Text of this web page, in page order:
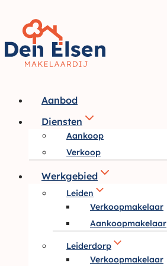
inhoud
Aanbod
Diensten
Aankoop
Verkoop
Werkgebied
Leiden
Verkoopmakelaar
Aankoopmakelaar
Leiderdorp
Verkoopmakelaar